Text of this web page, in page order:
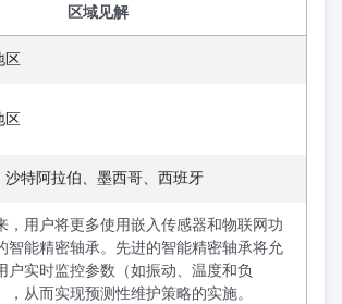
区域见解
区
区
沙特阿拉伯、墨西哥、西班牙
，用户将更多使用嵌入传感器和物联网功
智能精密轴承。先进的智能精密轴承将允
户实时监控参数（如振动、温度和负
，从而实现预测性维护策略的实施。